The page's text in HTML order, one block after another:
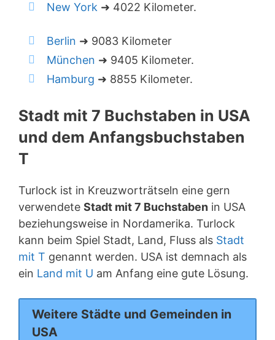
New York ➜ 4022 Kilometer.
Berlin ➜ 9083 Kilometer
München ➜ 9405 Kilometer.
Hamburg ➜ 8855 Kilometer.
Stadt mit 7 Buchstaben in USA
und dem Anfangsbuchstaben
T
Turlock ist in Kreuzworträtseln eine gern
verwendete Stadt mit 7 Buchstaben in USA
beziehungsweise in Nordamerika. Turlock
kann beim Spiel Stadt, Land, Fluss als Stadt
mit T genannt werden. USA ist demnach als
ein Land mit U am Anfang eine gute Lösung.
Weitere Städte und Gemeinden in
USA